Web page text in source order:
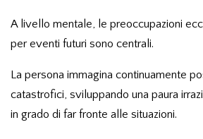
A livello mentale, le preoccupazioni
per eventi futuri sono centrali.
La persona immagina continuamente
catastrofici, sviluppando una paura
in grado di far fronte alle situazioni.